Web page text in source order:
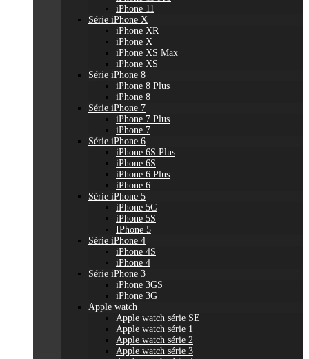
iPhone 11
Série iPhone X
iPhone XR
iPhone X
iPhone XS Max
iPhone XS
Série iPhone 8
iPhone 8 Plus
iPhone 8
Série iPhone 7
iPhone 7 Plus
iPhone 7
Série iPhone 6
iPhone 6S Plus
iPhone 6S
iPhone 6 Plus
iPhone 6
Série iPhone 5
iPhone 5C
iPhone 5S
IPhone 5
Série iPhone 4
iPhone 4S
iPhone 4
Série iPhone 3
iPhone 3GS
iPhone 3G
Apple watch
Apple watch série SE
Apple watch série 1
Apple watch série 2
Apple watch série 3